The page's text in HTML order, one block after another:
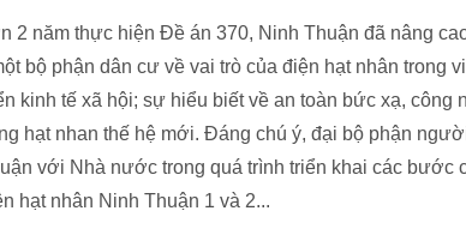
2 năm thực hiện Đề án 370, Ninh Thuận đã nâng
bộ phận dân cư về vai trò của điện hạt nhân trong
kinh tế xã hội; sự hiểu biết về an toàn bức xạ, công
hạt nhan thế hệ mới. Đáng chú ý, đại bộ phận
với Nhà nước trong quá trình triển khai các bước
hạt nhân Ninh Thuận 1 và 2...